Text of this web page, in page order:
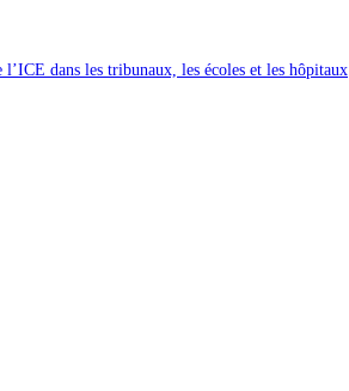
dans les tribunaux, les écoles et les hôpitaux